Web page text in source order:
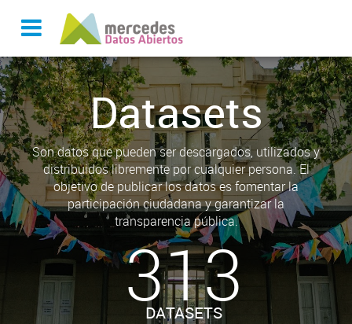
Datasets
Son datos que pueden ser descargados, utilizados y
distribuidos libremente por cualquier persona. El
objetivo de publicar los datos es fomentar la
participación ciudadana y garantizar la
transparencia pública.
313
DATASETS